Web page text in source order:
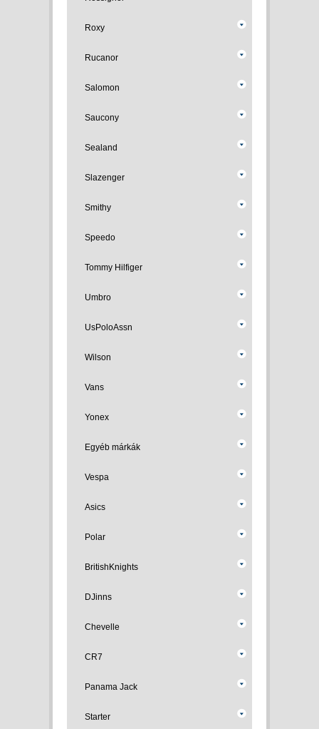
Roxy
Rucanor
Salomon
Saucony
Sealand
Slazenger
Smithy
Speedo
Tommy Hilfiger
Umbro
UsPoloAssn
Wilson
Vans
Yonex
Egyéb márkák
Vespa
Asics
Polar
BritishKnights
DJinns
Chevelle
CR7
Panama Jack
Starter